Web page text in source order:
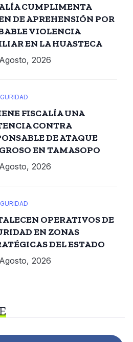
CUMPLIMENTA
DE APREHENSIÓN POR
VIOLENCIA
EN LA HUASTECA
2026
FISCALÍA UNA
CONTRA
DE ATAQUE
EN TAMASOPO
2026
OPERATIVOS DE
EN ZONAS
DEL ESTADO
2026